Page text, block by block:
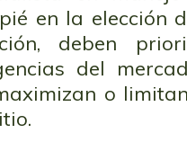
en la elección
deben
del
o